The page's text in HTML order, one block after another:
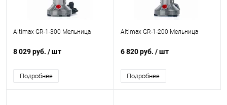
Altimax GR-1-300 Мельница
8 029 руб. / шт
Подробнее
Altimax GR-1-200 Мельница
6 820 руб. / шт
Подробнее